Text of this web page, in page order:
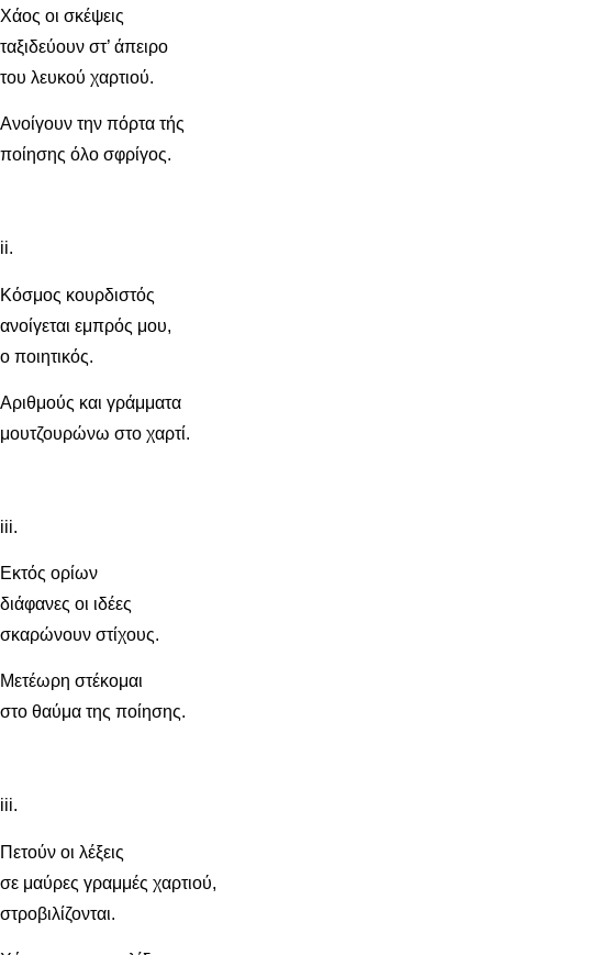
Χάος οι σκέψεις
ταξιδεύουν στ’ άπειρο
του λευκού χαρτιού.
Ανοίγουν την πόρτα τής
ποίησης όλο σφρίγος.
ii.
Κόσμος κουρδιστός
ανοίγεται εμπρός μου,
ο ποιητικός.
Αριθμούς και γράμματα
μουτζουρώνω στο χαρτί.
iii.
Εκτός ορίων
διάφανες οι ιδέες
σκαρώνουν στίχους.
Μετέωρη στέκομαι
στο θαύμα της ποίησης.
iii.
Πετούν οι λέξεις
σε μαύρες γραμμές χαρτιού,
στροβιλίζονται.